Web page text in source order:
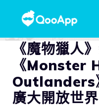
《魔物獵人
《Monster
Outlanders
廣大開放世